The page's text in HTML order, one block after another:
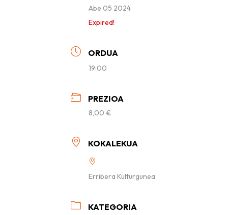
Abe 05 2024
Expired!
ORDUA
19:00
PREZIOA
8,00 €
KOKALEKUA
Erribera Kulturgunea
KATEGORIA